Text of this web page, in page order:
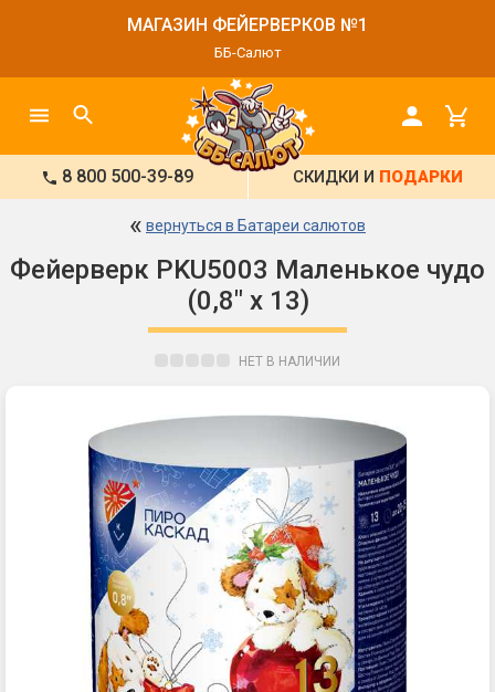
МАГАЗИН ФЕЙЕРВЕРКОВ №1
ББ-Салют
8 800 500-39-89 СКИДКИ И ПОДАРКИ
« вернуться в Батареи салютов
Фейерверк PKU5003 Маленькое чудо
(0,8" х 13)
НЕТ В НАЛИЧИИ